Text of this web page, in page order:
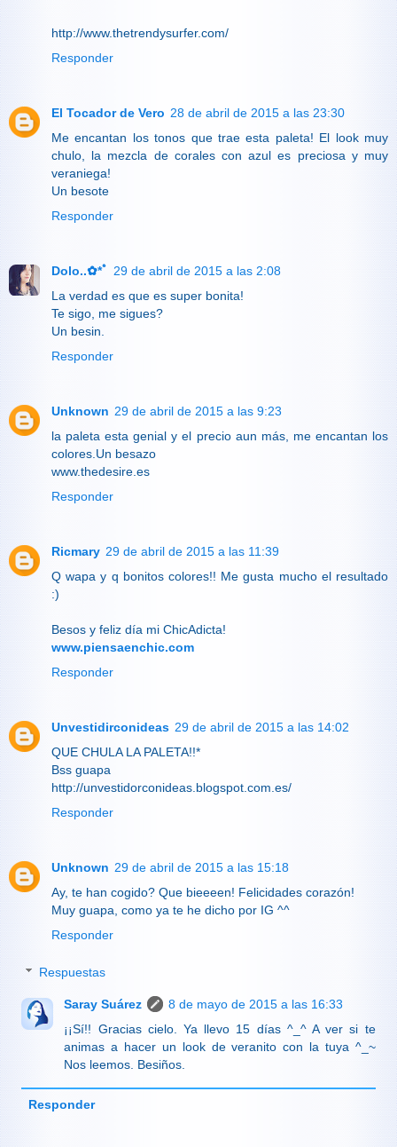
http://www.thetrendysurfer.com/
Responder
El Tocador de Vero 28 de abril de 2015 a las 23:30
Me encantan los tonos que trae esta paleta! El look muy
chulo, la mezcla de corales con azul es preciosa y muy
veraniega!
Un besote
Responder
Dolo..✿*ﾟ 29 de abril de 2015 a las 2:08
La verdad es que es super bonita!
Te sigo, me sigues?
Un besin.
Responder
Unknown 29 de abril de 2015 a las 9:23
la paleta esta genial y el precio aun más, me encantan los
colores.Un besazo
www.thedesire.es
Responder
Ricmary 29 de abril de 2015 a las 11:39
Q wapa y q bonitos colores!! Me gusta mucho el resultado
:)
Besos y feliz día mi ChicAdicta!
www.piensaenchic.com
Responder
Unvestidirconideas 29 de abril de 2015 a las 14:02
QUE CHULA LA PALETA!!*
Bss guapa
http://unvestidorconideas.blogspot.com.es/
Responder
Unknown 29 de abril de 2015 a las 15:18
Ay, te han cogido? Que bieeeen! Felicidades corazón!
Muy guapa, como ya te he dicho por IG ^^
Responder
Respuestas
Saray Suárez
8 de mayo de 2015 a las 16:33
¡¡Sí!! Gracias cielo. Ya llevo 15 días ^_^ A ver si te
animas a hacer un look de veranito con la tuya ^_~
Nos leemos. Besiños.
Responder